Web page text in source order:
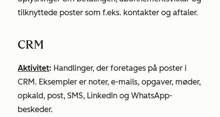
tilknyttede poster som f.eks. kontakter og aftaler.
CRM
Aktivitet: Handlinger, der foretages på poster i
CRM. Eksempler er noter, e-mails, opgaver, møder,
opkald, post, SMS, LinkedIn og WhatsApp-
beskeder.